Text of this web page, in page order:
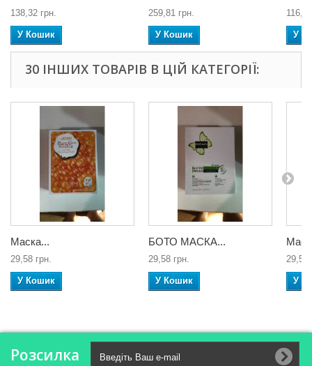
138,32 грн.
У Кошик
259,81 грн.
У Кошик У
30 ІНШИХ ТОВАРІВ В ЦІЙ КАТЕГОРІЇ:
Маска...
29,58 грн.
У Кошик
БОТО МАСКА...
29,58 грн.
У Кошик
29,58
У
Розсилка